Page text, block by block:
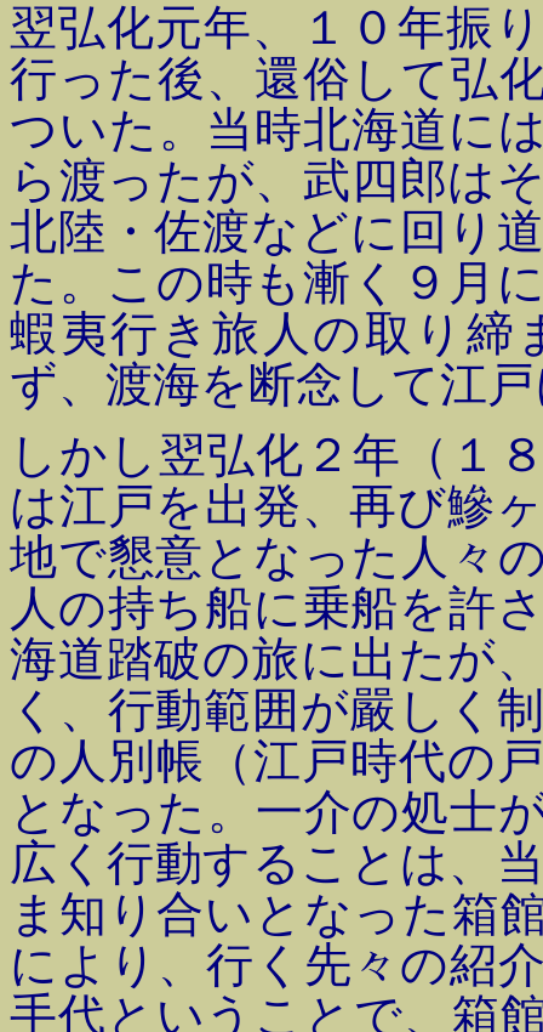
翌弘化元年、１０年振
行った後、還俗して弘
ついた。当時北海道に
ら渡ったが、武四郎は
北陸・佐渡などに回り
た。この時も漸く９月
蝦夷行き旅人の取り締
ず、渡海を断念して江
しかし翌弘化２年（１
は江戸を出発、再び鰺
地で懇意となった人々
人の持ち船に乗船を許
海道踏破の旅に出たが
く、行動範囲が嚴しく
の人別帳（江戸時代の
となった。一介の処士
広く行動することは、
ま知り合いとなった箱
により、行く先々の紹
手代ということで、箱